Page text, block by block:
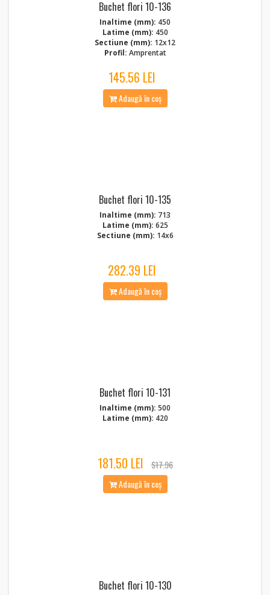
Buchet flori 10-136
Inaltime (mm): 450
Latime (mm): 450
Sectiune (mm): 12x12
Profil: Amprentat
145.56 LEI
Adaugă în coș
Buchet flori 10-135
Inaltime (mm): 713
Latime (mm): 625
Sectiune (mm): 14x6
282.39 LEI
Adaugă în coș
Buchet flori 10-131
Inaltime (mm): 500
Latime (mm): 420
181.50 LEI
$17.96
Adaugă în coș
Buchet flori 10-130